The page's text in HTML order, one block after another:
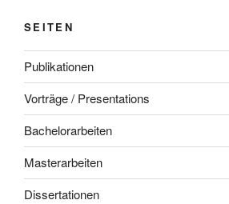
SEITEN
Publikationen
Vorträge / Presentations
Bachelorarbeiten
Masterarbeiten
Dissertationen